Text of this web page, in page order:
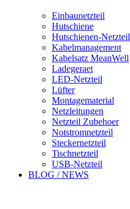
Einbaunetzteil
Hutschiene
Hutschienen-Netzteil
Kabelmanagement
Kabelsatz MeanWell
Ladegeraet
LED-Netzteil
Lüfter
Montagematerial
Netzleitungen
Netzteil Zubehoer
Notstromnetzteil
Steckernetzteil
Tischnetzteil
USB-Netzteil
BLOG / NEWS